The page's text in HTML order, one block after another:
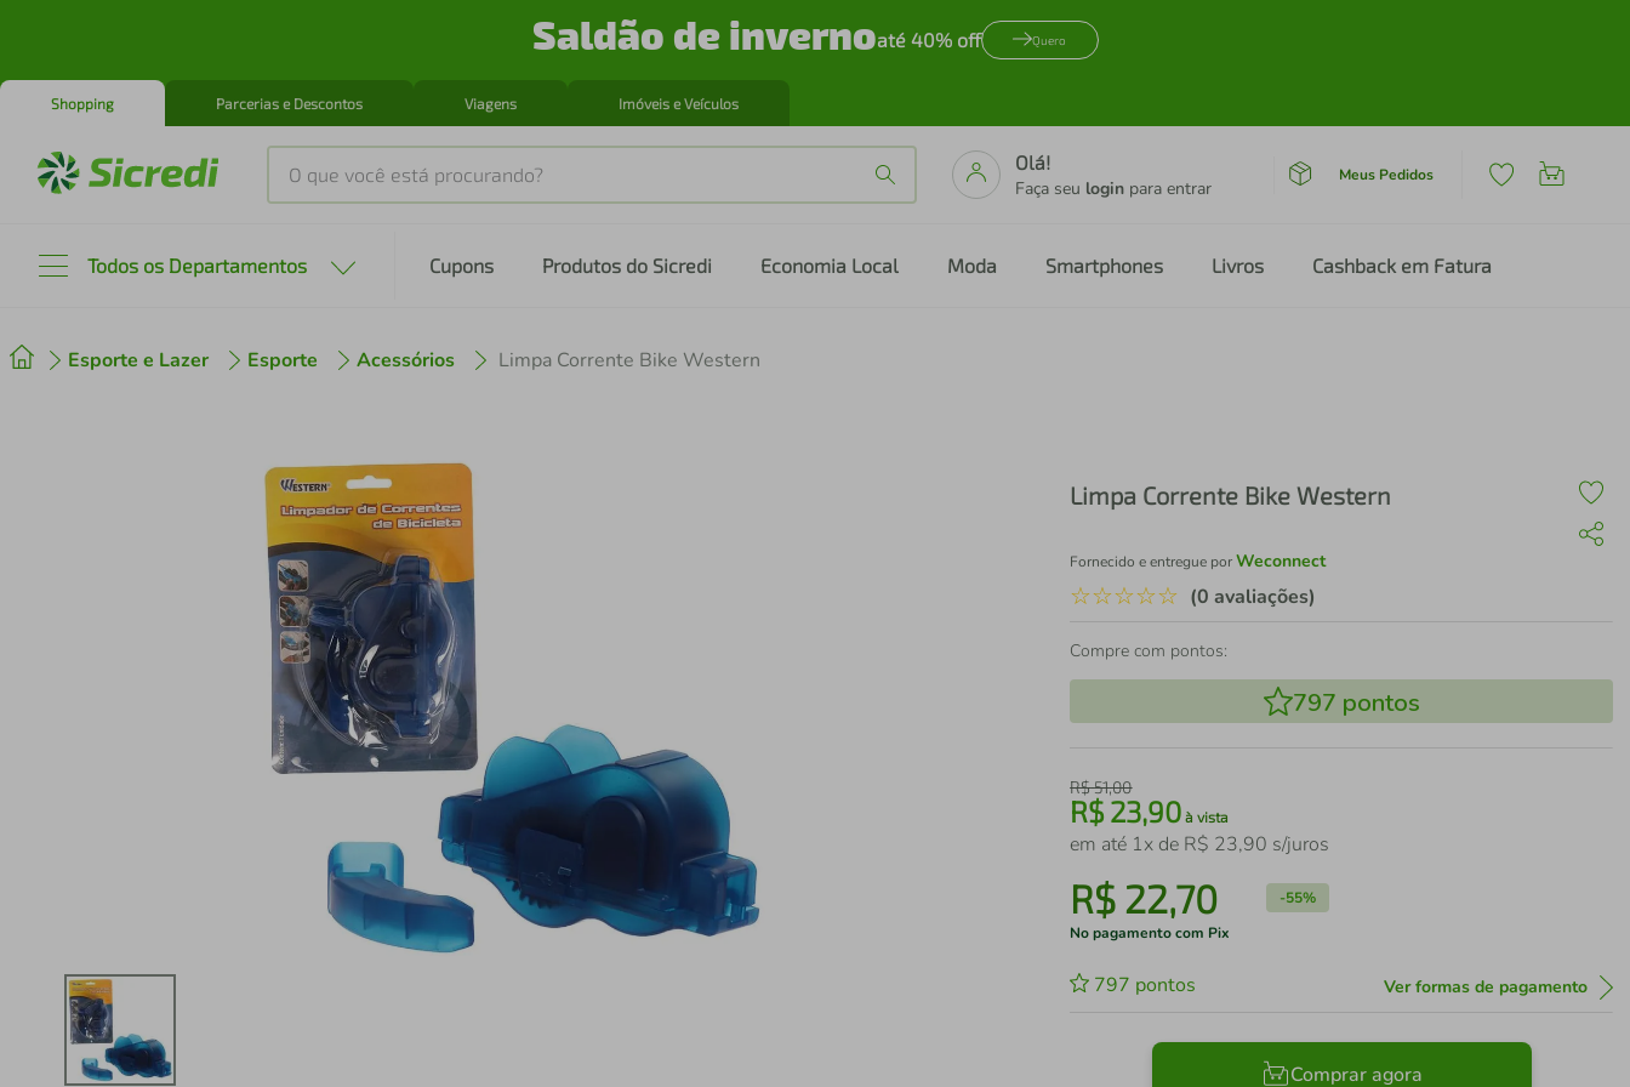
Saldão de invernoaté 40% off Quero
Shopping Parcerias e Descontos Viagens Imóveis e Veículos
O que você está procurando?
Olá!
Faça seu login para entrar
Meus Pedidos
Todos os Departamentos Cupons Produtos do Sicredi Economia Local Moda Smartphones Livros Cashback em Fatura
Esporte e Lazer Esporte Acessórios Limpa Corrente Bike Western
Limpa Corrente Bike Western
Fornecido e entregue porWeconnect
☆☆☆☆☆ (0 avaliações)
Compre com pontos:
797 pontos
R$51,00
R$23,90 à vista
em até 1x de R$ 23,90 s/juros
R$ 22,70 -55%
No pagamento com Pix
797 pontos Ver formas de pagamento
Comprar agora
2 º cafeteira
air fryer
iphone